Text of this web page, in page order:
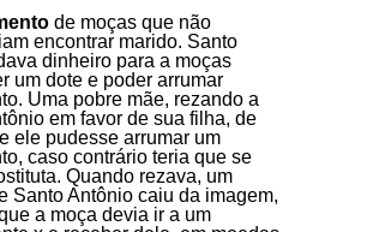
de moças que não
encontrar marido. Santo
dinheiro para a moças
um dote e poder arrumar
Uma pobre mãe, rezando a
em favor de sua filha, de
ele pudesse arrumar um
caso contrário teria que se
Quando rezava, um
Santo Antônio caiu da imagem,
a moça devia ir a um